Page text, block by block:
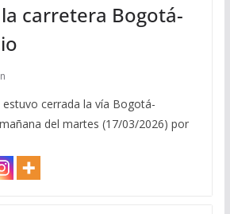
carretera Bogotá-
cerrada la vía Bogotá-
del martes (17/03/2026) por